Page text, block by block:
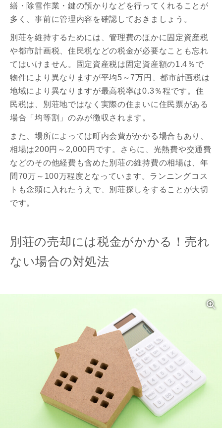
繕・除雪作業・鍵の預かりなどを行ってくれることが
多く、事前に管理内容を確認しておきましょう。
別荘を維持するためには、管理費のほかに固定資産税
や都市計画税、住民税などの税金が必要なことも忘れ
てはいけません。固定資産税は固定資産額の1.4％で
物件により異なりますが平均5～7万円、都市計画税は
地域により異なりますが最高税率は0.3％程です。住
民税は、別荘地ではなく実際の住まいに住民票がある
場合「均等割」のみが徴収されます。
また、場所によっては町内会費がかかる場合もあり、
相場は200円～2,000円です。さらに、光熱費や交通費
などのその他経費も含めた別荘の維持費の相場は、年
間70万～100万程度となっています。ランニングコス
トも念頭に入れたうえで、別荘探しをすることが大切
です。
別荘の売却には税金がかかる！売れ
ない場合の対処法